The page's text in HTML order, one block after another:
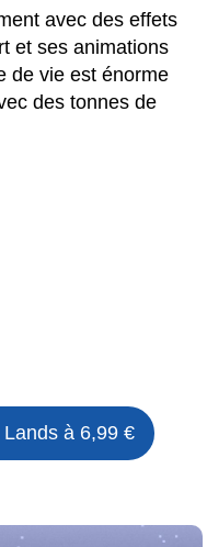
avec des effets
et ses animations
de vie est énorme
des tonnes de
Lands à 6,99 €